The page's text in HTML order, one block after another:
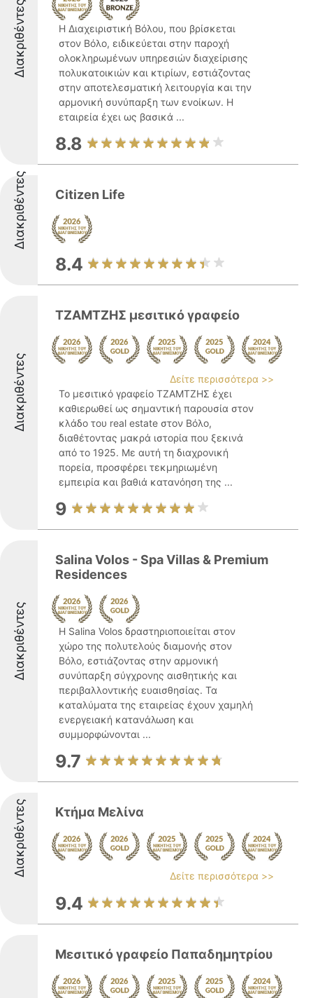
Διακριθέντες
Η Διαχειριστική Βόλου, που βρίσκεται
στον Βόλο, ειδικεύεται στην παροχή
ολοκληρωμένων υπηρεσιών διαχείρισης
πολυκατοικιών και κτιρίων, εστιάζοντας
στην αποτελεσματική λειτουργία και την
αρμονική συνύπαρξη των ενοίκων. Η
εταιρεία έχει ως βασικά ...
8.8
Διακριθέντες Citizen Life
8.4
Διακριθέντες
ΤΖΑΜΤΖΗΣ μεσιτικό γραφείο
Δείτε περισσότερα >>
Το μεσιτικό γραφείο ΤΖΑΜΤΖΗΣ έχει
καθιερωθεί ως σημαντική παρουσία στον
κλάδο του real estate στον Βόλο,
διαθέτοντας μακρά ιστορία που ξεκινά
από το 1925. Με αυτή τη διαχρονική
πορεία, προσφέρει τεκμηριωμένη
εμπειρία και βαθιά κατανόηση της ...
9
Διακριθέντες
Salina Volos - Spa Villas & Premium
Residences
Η Salina Volos δραστηριοποιείται στον
χώρο της πολυτελούς διαμονής στον
Βόλο, εστιάζοντας στην αρμονική
συνύπαρξη σύγχρονης αισθητικής και
περιβαλλοντικής ευαισθησίας. Τα
καταλύματα της εταιρείας έχουν χαμηλή
ενεργειακή κατανάλωση και
συμμορφώνονται ...
9.7
Διακριθέντες Κτήμα Μελίνα
Δείτε περισσότερα >>
9.4
Μεσιτικό γραφείο Παπαδημητρίου